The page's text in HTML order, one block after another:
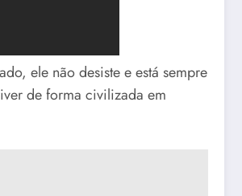
ele não desiste e está sempre
de forma civilizada em